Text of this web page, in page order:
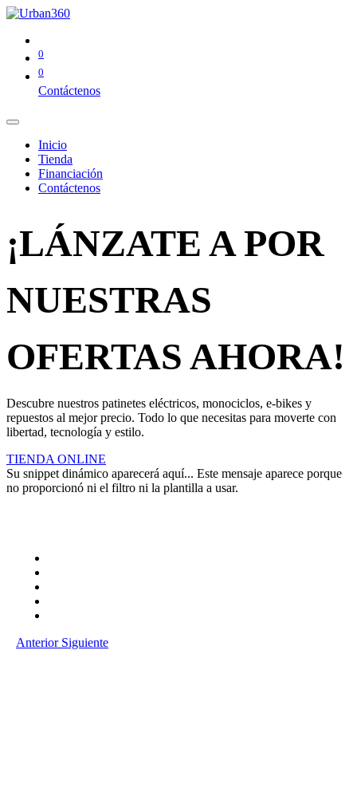
0
0
Contáctenos
Inicio
Tienda
Financiación
Contáctenos
¡LÁNZATE A POR
NUESTRAS
OFERTAS AHORA!
Descubre nuestros patinetes eléctricos, monociclos, e-bikes y
repuestos al mejor precio. Todo lo que necesitas para moverte con
libertad, tecnología y estilo.
TIENDA ONLINE
Su snippet dinámico aparecerá aquí... Este mensaje aparece porque
no proporcionó ni el filtro ni la plantilla a usar.
Anterior Siguiente